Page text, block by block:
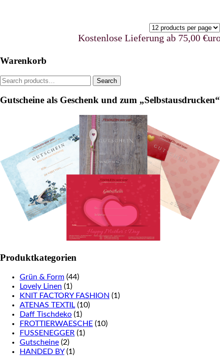
the
page
Kostenlose Lieferung ab 75,00 €uro in
Warenkorb
Search
Search
Gutscheine als Geschenk und zum „Selbstausdrucken“
Produktkategorien
Grün & Form (44)
Lovely Linen (1)
KNIT FACTORY FASHION (1)
ATENAS TEXTIL (10)
Daff Tischdeko (1)
FROTTIERWAESCHE (10)
FUSSENEGGER (1)
Gutscheine (2)
HANDED BY (1)